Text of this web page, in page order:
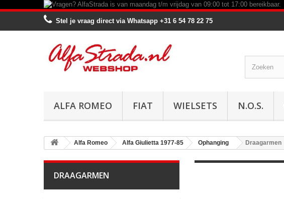
Stel je vraag direct via Whatsapp +31 6 54 78 22 75
ALFA ROMEO FIAT WIELSETS N.O.S.
Alfa Romeo Alfa Giulietta 1977-85 Ophanging Draagarmen
DRAAGARMEN